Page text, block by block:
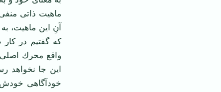
ماهیت ذاتی
آنِ این ماهیت،
که گفتیم در
واقع محرك
این جا نخواهد
خودآگاهی خودش